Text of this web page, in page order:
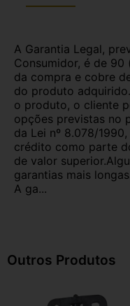
A Garantia Legal,
Consumidor, é de
da compra e cobre
do produto
o produto, o cliente
opções previstas no
da Lei nº 8.078/
crédito como parte
de valor
garantias mais
A ga...
Outros Produtos